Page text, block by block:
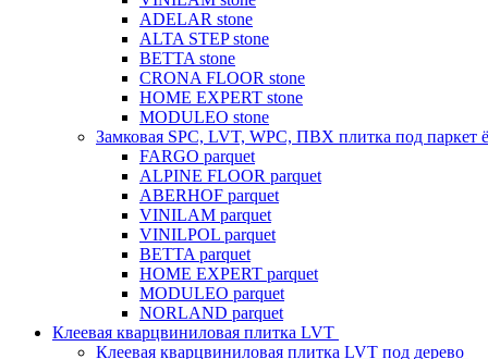
ADELAR stone
ALTA STEP stone
BETTA stone
CRONA FLOOR stone
HOME EXPERT stone
MODULEO stone
Замковая SPC, LVT, WPC, ПВХ плитка под паркет
FARGO parquet
ALPINE FLOOR parquet
ABERHOF parquet
VINILAM parquet
VINILPOL parquet
BETTA parquet
HOME EXPERT parquet
MODULEO parquet
NORLAND parquet
Клеевая кварцвиниловая плитка LVT
Клеевая кварцвиниловая плитка LVT под дерево